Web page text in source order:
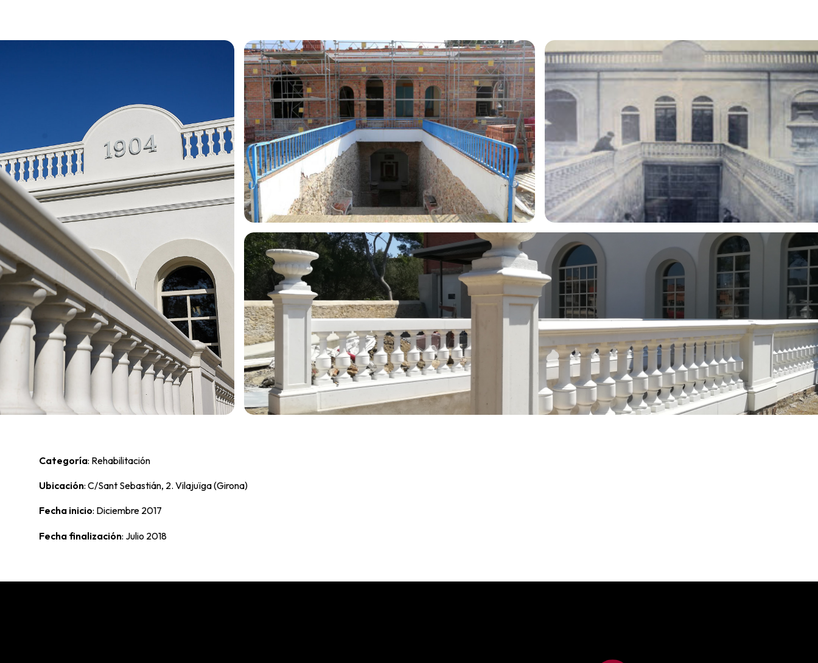
Categoría: Rehabilitación
Ubicación: C/Sant Sebastián, 2. Vilajuïga (Girona)
Fecha inicio: Diciembre 2017
Fecha finalización: Julio 2018